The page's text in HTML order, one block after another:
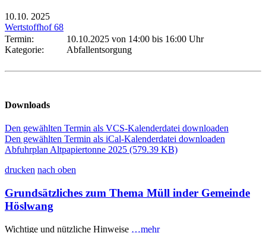
10.10. 2025
Wertstoffhof 68
Termin:
10.10.2025 von 14:00 bis 16:00 Uhr
Kategorie:
Abfallentsorgung
Downloads
Den gewählten Termin als VCS-Kalenderdatei downloaden
Den gewählten Termin als iCal-Kalenderdatei downloaden
Abfuhrplan Altpapiertonne 2025 (579.39 KB)
drucken nach oben
Grundsätzliches zum Thema Müll inder Gemeinde
Höslwang
Wichtige und nützliche Hinweise …mehr